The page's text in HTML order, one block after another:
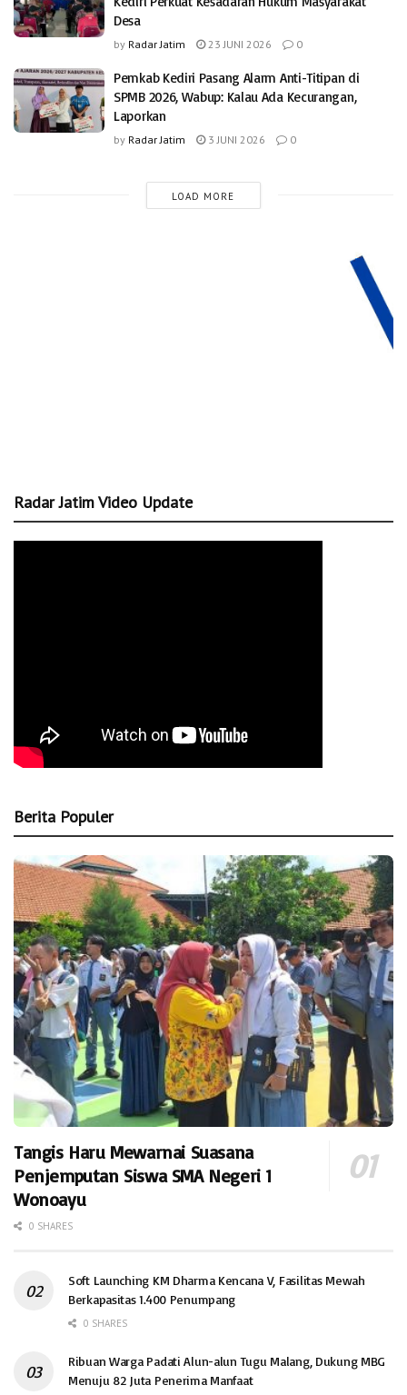
Desa
by Radar Jatim 23 JUNI 2026 0
Pemkab Kediri Pasang Alarm Anti-Titipan di
SPMB 2026, Wabup: Kalau Ada Kecurangan,
Laporkan
by Radar Jatim 3 JUNI 2026 0
LOAD MORE
Radar Jatim Video Update
Berita Populer
Tangis Haru Mewarnai Suasana
Penjemputan Siswa SMA Negeri 1
Wonoayu
0 SHARES
Soft Launching KM Dharma Kencana V, Fasilitas Mewah
Berkapasitas 1.400 Penumpang
0 SHARES
Ribuan Warga Padati Alun-alun Tugu Malang, Dukung MBG
Menuju 82 Juta Penerima Manfaat